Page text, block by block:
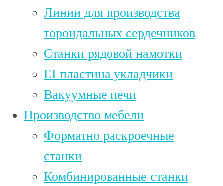
Линии для производства
тороидальных сердечников
Станки рядовой намотки
EI пластина укладчики
Вакуумные печи
Производство мебели
Форматно раскроечные
станки
Комбинированные станки